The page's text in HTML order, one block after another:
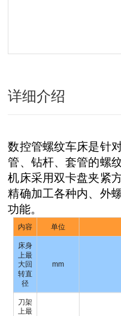
详细介绍
数控管螺纹车床是针
管、钻杆、套管的螺
机床采用双卡盘夹紧
精确加工各种内、外
功能。
内容 单位
床身
上最
大回
转直
径
mm
刀架
上最